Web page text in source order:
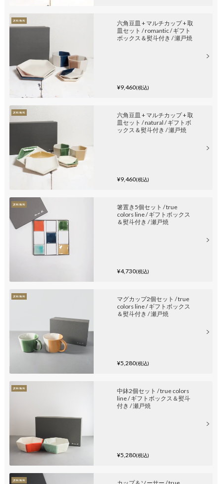
六角豆皿 + マルチカップ + 取
皿セット / romantic / ギフト
ボックス＆熨斗付き / 瀬戸焼
¥9,460(税込)
六角豆皿 + マルチカップ + 取
皿セット / natural / ギフトボ
ックス＆熨斗付き / 瀬戸焼
¥9,460(税込)
箸置き5個セット / true
colors line / ギフトボックス
＆熨斗付き / 瀬戸焼
¥4,730(税込)
マグカップ2個セット / true
colors line / ギフトボックス
＆熨斗付き / 瀬戸焼
¥5,280(税込)
中鉢2個セット / true colors
line / ギフトボックス＆熨斗
付き / 瀬戸焼
¥5,280(税込)